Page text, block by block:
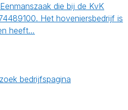
die bij de KvK
Het hoveniersbedrijf is
heeft…
bedrijfspagina